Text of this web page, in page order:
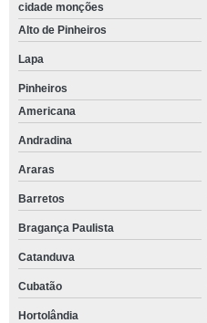
cidade monções
Alto de Pinheiros
Lapa
Pinheiros
Americana
Andradina
Araras
Barretos
Bragança Paulista
Catanduva
Cubatão
Hortolândia